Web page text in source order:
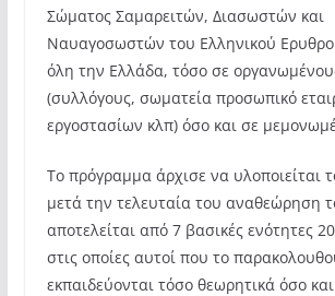
Σώματος Σαμαρειτών, Διασωστών και
Ναυαγοσωστών του Ελληνικού
όλη την Ελλάδα, τόσο σε
(συλλόγους, σωματεία προσωπικό
εργοστασίων κλπ) όσο και σε
Το πρόγραμμα άρχισε να υλοποιείται
μετά την τελευταία του αναθεώρηση
αποτελείται από 7 βασικές ενότητες
στις οποίες αυτοί που το
εκπαιδεύονται τόσο θεωρητικά όσο